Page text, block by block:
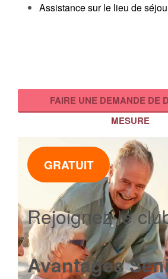
Assistance sur le lieu de
FAIRE UNE DEMANDE DE
MESURE
GRATUIT
Rejoignez le
Avantages